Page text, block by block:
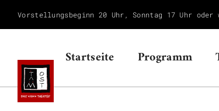
Vorstellungsbeginn 20 Uhr, Sonntag 17 Uhr oder
Startseite Programm